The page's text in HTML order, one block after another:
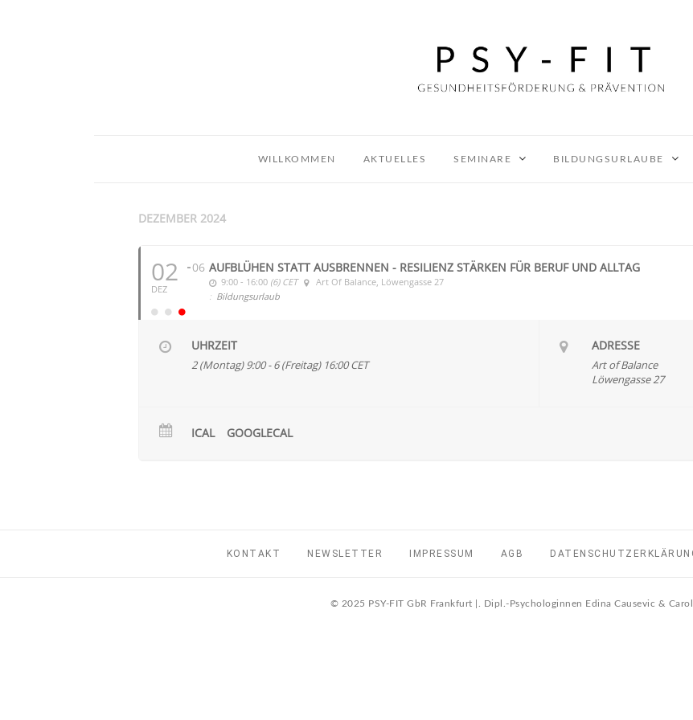
WILLKOMMEN AKTUELLES SEMINARE BILDUNGSURLAUBE
DEZEMBER 2024
02
DEZ
06 AUFBLÜHEN STATT AUSBRENNEN - RESILIENZ STÄRKEN FÜR BERUF UND ALLTAG
9:00 - 16:00 (6) CET Art Of Balance , Löwengasse 27
: Bildungsurlaub
UHRZEIT
2 (Montag) 9:00 - 6 (Freitag) 16:00CET
ADRESSE
Art of Balance
Löwengasse 27
ICAL GOOGLECAL
KONTAKT NEWSLETTER IMPRESSUM AGB
© 2025 PSY-FIT GbR Frankfurt |. Dipl.-Psychologinnen Edina Causevic &